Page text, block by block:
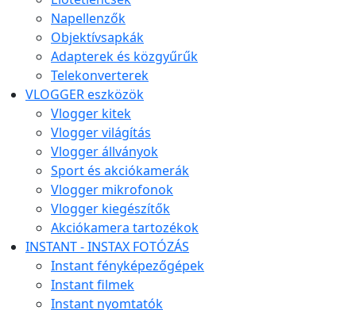
Napellenzők
Objektívsapkák
Adapterek és közgyűrűk
Telekonverterek
VLOGGER eszközök
Vlogger kitek
Vlogger világítás
Vlogger állványok
Sport és akciókamerák
Vlogger mikrofonok
Vlogger kiegészítők
Akciókamera tartozékok
INSTANT - INSTAX FOTÓZÁS
Instant fényképezőgépek
Instant filmek
Instant nyomtatók